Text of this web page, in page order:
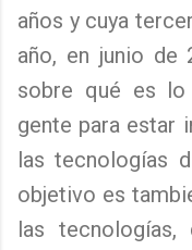
años y cuya
año, en junio de
sobre qué es
gente para estar
las tecnologías
objetivo es
las